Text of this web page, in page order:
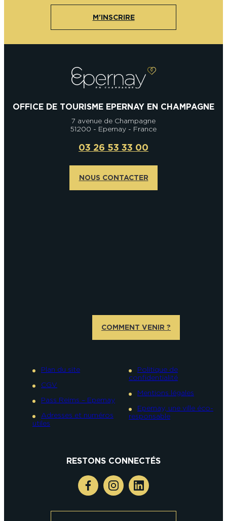
M'INSCRIRE
OFFICE DE TOURISME EPERNAY EN CHAMPAGNE
7 avenue de Champagne
51200 - Epernay - France
03 26 53 33 00
NOUS CONTACTER
COMMENT VENIR ?
Plan du site
CGV
Pass Reims – Epernay
Adresses et numéros
utiles
Politique de
confidentialité
Mentions légales
Epernay, une ville éco-
responsable
RESTONS CONNECTÉS